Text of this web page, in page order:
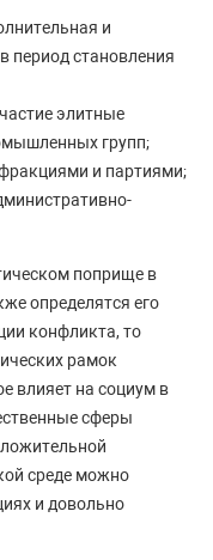
и
период становления
элитные
групп;
и партиями;
поприще в
определятся его
конфликта, то
рамок
влияет на социум в
сферы
среде можно
и довольно